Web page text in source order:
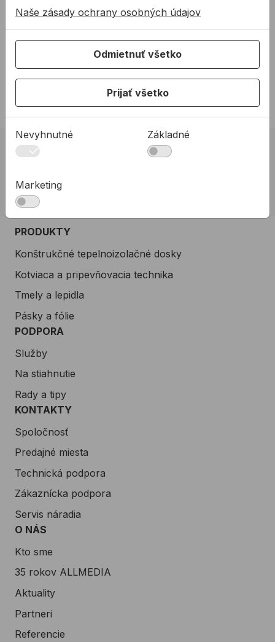
zavesené odvetrané fasády.
Tovar je na objednávku. ...
od9,18 €
F1+ na prenos pevného bodu
pre zavesené odvetrané f ...
od12,90 €
5,96 €
5,96€ s DPH
Na sklade
02 623 10 920
allmediasro (po-ne 7-22 h)
PRODUKTY
Konštrukčné tepelnoizolačné dosky
Kotviaca a pripevňovacia technika
Tmely a lepidla
Pásky a fólie
PODPORA
Služby
Na stiahnutie
Rady a tipy
KONTAKTY
Spoločnosť
Predajné miesta
Technická podpora
Zákaznícka podpora
Servis náradia
O NÁS
Kto sme
35 rokov ALLMEDIA
Aktuality
Partneri
Referencie
Naše zásady ochrany osobných údajov
Odmietnuť všetko
Prijať všetko
Nevyhnutné Základné
Marketing